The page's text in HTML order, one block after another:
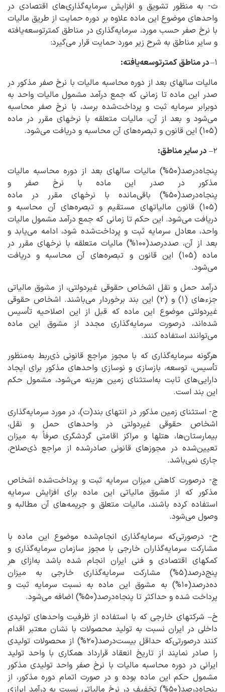
ث- به منظور تشویق و افزایش سرمایه‌گذاری‌های اقتصادی در
واحدهای موضوع این ماده علاوه بر دوره حمایت از طریق مالیات
با نرخ صفر حسب مورد، سرمایه‌گذاری در مناطق کمترتوسعه‌یافته
و سایر مناطق به شرح زیر مورد حمایت قرار می‌گیرد:
۱– در مناطق کمترتوسعه‌یافته:
مالیات سالهای بعد از دوره محاسبه مالیات با نرخ صفر مذکور در
صدر این ماده تا زمانی که جمع درآمد مشمول مالیات واحد به
دوبرابر سرمایه ثبت و پرداخت‌شده برسد، با نرخ صفر محاسبه
می‌شود و بعد از آن، مالیات متعلقه با نرخهای مقرر در ماده
(۱۰۵) این قانون و تبصره‌های آن محاسبه و دریافت می‌شود.
۲– در سایر مناطق:
پنجاه‌درصد(۵۰%) مالیات سالهای بعد از دوره محاسبه مالیات
مذکور در صدر این ماده با نرخ صفر و
پنجاه‌درصد(۵۰%) باقی‌مانده با نرخهای مقرر در ماده
(۱۰۵) قانون مالیاتهای مستقیم و تبصره‌های آن محاسبه و
دریافت می‌شود. این حکم تا زمانی که جمع درآمد مشمول مالیات
واحد، معادل سرمایه ثبت و پرداخت‌شده شود، ادامه می‌یابد و
بعد از آن، صددرصد(۱۰۰%) مالیات متعلقه با نرخهای مقرر در
ماده (۱۰۵) این قانون و تبصره‌های آن محاسبه و دریافت
می‌شود.
درآمد حمل و نقل اشخاص حقوقی غیردولتی، از مشوق مالیاتی
جزءهای (۱) و (۲) این بند برخوردار می‌باشند. اشخاص حقوقی
غیردولتی موضوع این ماده که قبل از این اصلاحیه تأسیس
شده‌اند، درصورت سرمایه‌گذاری مجدد از مشوق این ماده
می‌توانند استفاده کنند.
هرگونه سرمایه‌گذاری که با مجوز مراجع قانونی ذی‌ربط به‌منظور
تأسیس، توسعه، بازسازی و نوسازی واحدهای مذکور برای ایجاد
دارایی‌های ثابت به‌استثنای زمین هزینه می‌شود، مشمول حکم
این بند است.
ج- استثنای زمین مذکور در انتهای بند(ت)، در مورد سرمایه‌گذاری
اشخاص حقوقی غیردولتی در واحدهای حمل و نقل،
بیمارستان‌ها، هتلها و مراکز اقامتی گردشگری صرفاً به میزان
تعیین‌شده در مجوزهای قانونی صادرشده از مراجع ذی‌صلاح،
جاری نمی‌باشد.
چ- درصورت کاهش میزان سرمایه ثبت و پرداخت‌شده اشخاص
مذکور که از مشوق مالیاتی این ماده برای افزایش سرمایه
استفاده کرده باشند، مالیات متعلق و جریمه‌های آن مطالبه و
وصول می‌شود.
ح- درصورتی‌که سرمایه‌گذاری انجام‌شده موضوع این ماده با
مشارکت سرمایه‌گذاران خارجی با مجوز سازمان سرمایه‌گذاری و
کمکهای اقتصادی و فنی ایران انجام شده باشد به‌ازای هر
پنج‌درصد(۵%) مشارکت سرمایه‌گذاری خارجی به میزان
ده‌درصد(۱۰%) به مشوق این ماده به نسبت سرمایه ثبت و
پرداخت شده و حداکثر تا پنجاه‌درصد(۵۰%) اضافه می‌شود.
خ– شرکتهای خارجی که با استفاده از ظرفیت واحدهای تولیدی
داخلی در ایران نسبت به تولید محصولات با نشان معتبر اقدام
کنند درصورتی‌که حداقل بیست‌درصد(۲۰%) از محصولات تولیدی
را صادر نمایند از تاریخ انعقاد قرارداد همکاری با واحد تولید
ایرانی در دوره محاسبه مالیات با نرخ صفر واحد تولیدی مذکور
مشمول حکم این ماده بوده و در صورت اتمام دوره مذکور، از
پنجاه‌درصد(۵۰%) تخفیف در نرخ مالیاتی نسبت به درآمد ابرازی